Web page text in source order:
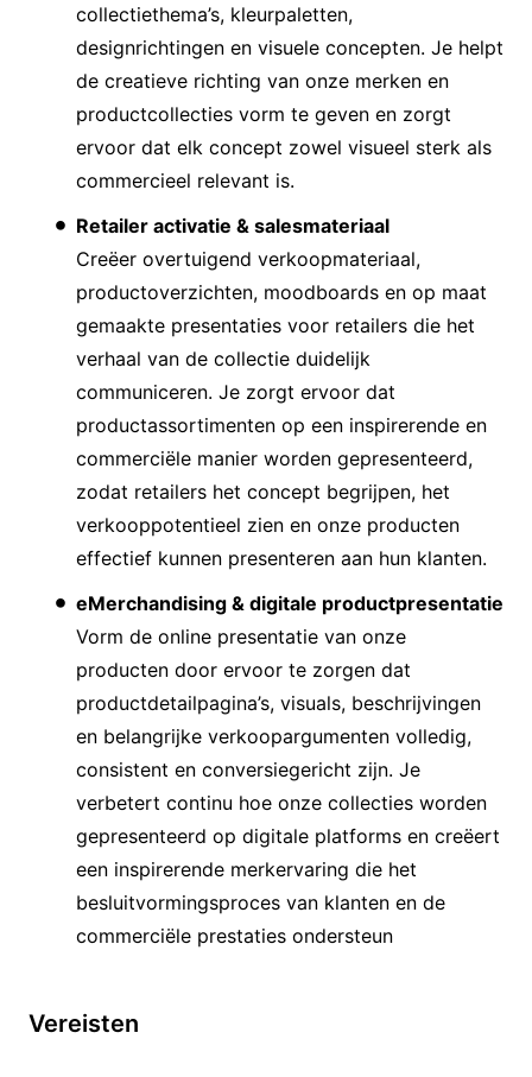
collectiethema’s, kleurpaletten,
designrichtingen en visuele concepten. Je helpt
de creatieve richting van onze merken en
productcollecties vorm te geven en zorgt
ervoor dat elk concept zowel visueel sterk als
commercieel relevant is.
Retailer activatie & salesmateriaal
Creëer overtuigend verkoopmateriaal,
productoverzichten, moodboards en op maat
gemaakte presentaties voor retailers die het
verhaal van de collectie duidelijk
communiceren. Je zorgt ervoor dat
productassortimenten op een inspirerende en
commerciële manier worden gepresenteerd,
zodat retailers het concept begrijpen, het
verkooppotentieel zien en onze producten
effectief kunnen presenteren aan hun klanten.
eMerchandising & digitale productpresentatie
Vorm de online presentatie van onze
producten door ervoor te zorgen dat
productdetailpagina’s, visuals, beschrijvingen
en belangrijke verkoopargumenten volledig,
consistent en conversiegericht zijn. Je
verbetert continu hoe onze collecties worden
gepresenteerd op digitale platforms en creëert
een inspirerende merkervaring die het
besluitvormingsproces van klanten en de
commerciële prestaties ondersteun
Vereisten